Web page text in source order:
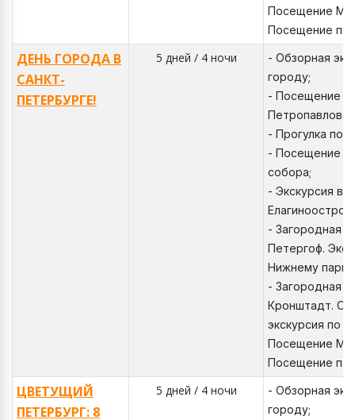
Посещение
Посещение
ДЕНЬ ГОРОДА В
САНКТ-
ПЕТЕРБУРГЕ!
5 дней / 4 ночи
- Обзорная
городу;
- Посещение
- Прогулка по
- Посещение
собора;
- Экскурсия в
- Загородная
Петергоф.
Нижнему парку;
- Загородная
Кронштадт.
экскурсия по
Посещение
Посещение
ЦВЕТУЩИЙ
ПЕТЕРБУРГ: 8
5 дней / 4 ночи
- Обзорная
городу;